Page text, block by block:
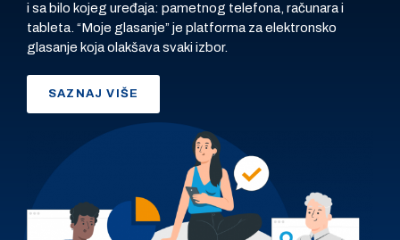
i sa bilo kojeg uređaja: pametnog telefona, računara i
tableta. “Moje glasanje” je platforma za elektronsko
glasanje koja olakšava svaki izbor.
SAZNAJ VIŠE